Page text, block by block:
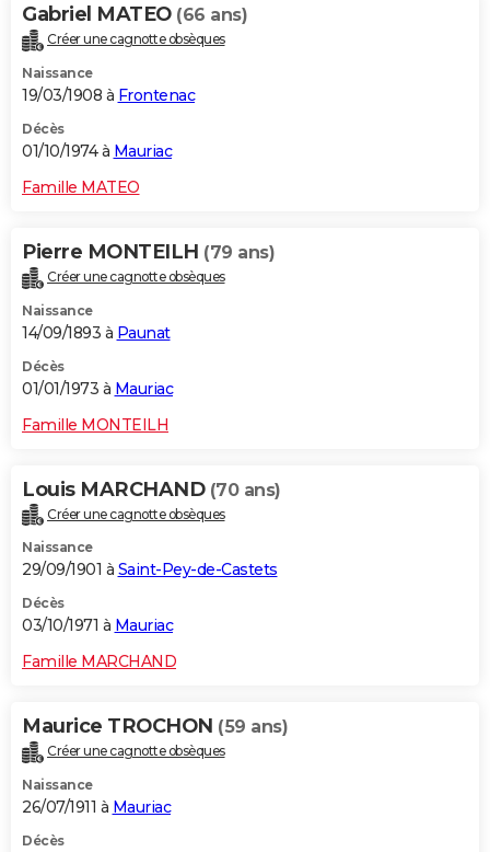
Gabriel MATEO (66 ans)
Créer une cagnotte obsèques
Naissance
19/03/1908 à Frontenac
Décès
01/10/1974 à Mauriac
Famille MATEO
Pierre MONTEILH (79 ans)
Créer une cagnotte obsèques
Naissance
14/09/1893 à Paunat
Décès
01/01/1973 à Mauriac
Famille MONTEILH
Louis MARCHAND (70 ans)
Créer une cagnotte obsèques
Naissance
29/09/1901 à Saint-Pey-de-Castets
Décès
03/10/1971 à Mauriac
Famille MARCHAND
Maurice TROCHON (59 ans)
Créer une cagnotte obsèques
Naissance
26/07/1911 à Mauriac
Décès